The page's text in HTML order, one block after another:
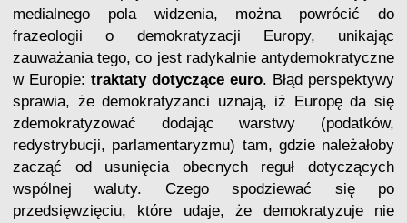
medialnego pola widzenia, można powrócić do
frazeologii o demokratyzacji Europy, unikając
zauważania tego, co jest radykalnie antydemokratyczne
w Europie: traktaty dotyczące euro. Błąd perspektywy
sprawia, że demokratyzanci uznają, iż Europę da się
zdemokratyzować dodając warstwy (podatków,
redystrybucji, parlamentaryzmu) tam, gdzie należałoby
zacząć od usunięcia obecnych reguł dotyczących
wspólnej waluty. Czego spodziewać się po
przedsięwzięciu, które udaje, że demokratyzuje nie